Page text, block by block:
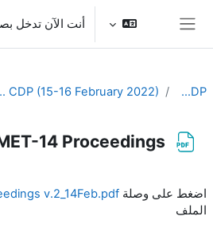
تخطى إلى المحتوى الرئيسي
أنت الآن تدخل
EC-CDP
February 2022)
14 Proceedings
اضغط على وصلة v.2_14Feb.pdf
الملف